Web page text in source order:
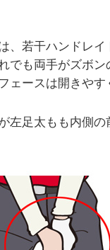
、若干ハンドレ
でも両手がズボ
ェースは開きやす
左足太もも内側